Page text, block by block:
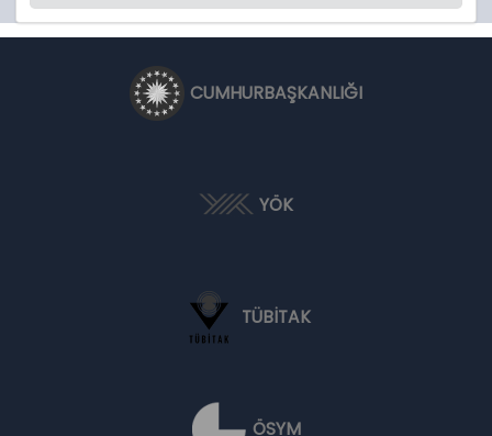
CUMHURBAŞKANLIĞI
YÖK
TÜBİTAK
ÖSYM